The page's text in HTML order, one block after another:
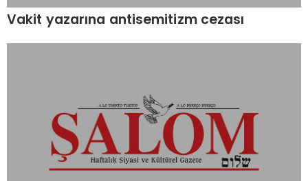
Vakit yazarına antisemitizm cezası